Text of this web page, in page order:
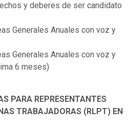
y deberes de ser candidato
Generales Anuales con voz y
Generales Anuales con voz y
6 meses)
PARA REPRESENTANTES
TRABAJADORAS (RLPT) EN